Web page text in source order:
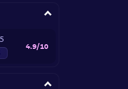
4.9/10